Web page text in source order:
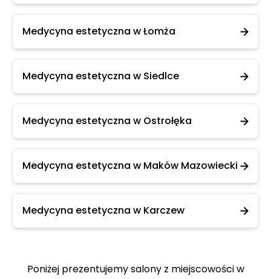
Medycyna estetyczna w Łomża
Medycyna estetyczna w Siedlce
Medycyna estetyczna w Ostrołęka
Medycyna estetyczna w Maków Mazowiecki
Medycyna estetyczna w Karczew
Poniżej prezentujemy salony z miejscowości w